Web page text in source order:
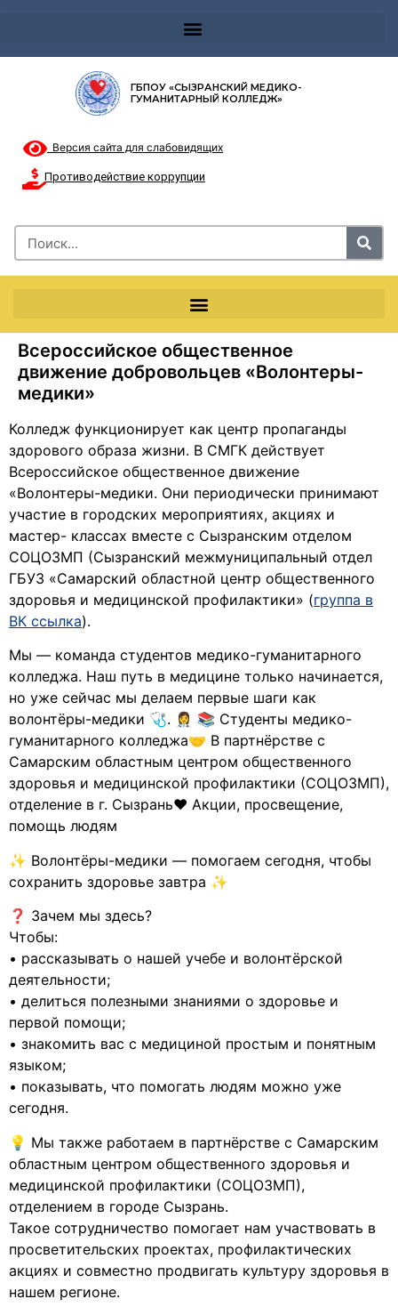
ГБПОУ «СЫЗРАНСКИЙ МЕДИКО-
ГУМАНИТАРНЫЙ КОЛЛЕДЖ»
Версия сайта для слабовидящих
Противодействие коррупции
Всероссийское общественное
движение добровольцев «Волонтеры-
медики»
Колледж функционирует как центр пропаганды
здорового образа жизни. В СМГК действует
Всероссийское общественное движение
«Волонтеры-медики. Они периодически принимают
участие в городских мероприятиях, акциях и
мастер- классах вместе с Сызранским отделом
СОЦОЗМП (Сызранский межмуниципальный отдел
ГБУЗ «Самарский областной центр общественного
здоровья и медицинской профилактики» (группа в
ВК ссылка).
Мы — команда студентов медико-гуманитарного
колледжа. Наш путь в медицине только начинается,
но уже сейчас мы делаем первые шаги как
волонтёры-медики 🩺. 👩‍⚕️ 📚 Студенты медико-
гуманитарного колледжа🤝 В партнёрстве с
Самарским областным центром общественного
здоровья и медицинской профилактики (СОЦОЗМП),
отделение в г. Сызрань❤️ Акции, просвещение,
помощь людям
✨ Волонтёры-медики — помогаем сегодня, чтобы
сохранить здоровье завтра ✨
❓ Зачем мы здесь?
Чтобы:
• рассказывать о нашей учебе и волонтёрской
деятельности;
• делиться полезными знаниями о здоровье и
первой помощи;
• знакомить вас с медициной простым и понятным
языком;
• показывать, что помогать людям можно уже
сегодня.
💡 Мы также работаем в партнёрстве с Самарским
областным центром общественного здоровья и
медицинской профилактики (СОЦОЗМП),
отделением в городе Сызрань.
Такое сотрудничество помогает нам участвовать в
просветительских проектах, профилактических
акциях и совместно продвигать культуру здоровья в
нашем регионе.